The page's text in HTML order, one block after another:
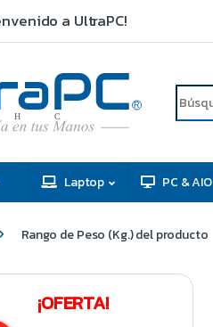
a UltraPC!
C
H
R
Laptop PC & AIO
Rango de Peso (Kg.) del producto
¡OFERTA!